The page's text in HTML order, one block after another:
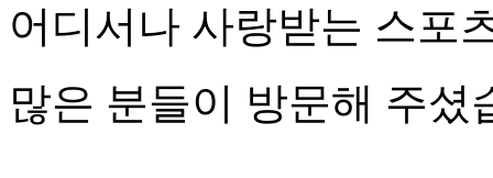
어디서나 사랑받는 스포
많은 분들이 방문해 주셨